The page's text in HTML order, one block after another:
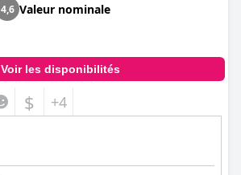
4,6 Valeur nominale
Voir les disponibilités
$ +4